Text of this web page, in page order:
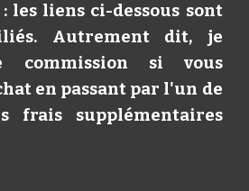
les liens ci-dessous sont
Autrement dit, je
commission si vous
en passant par l'un de
frais supplémentaires